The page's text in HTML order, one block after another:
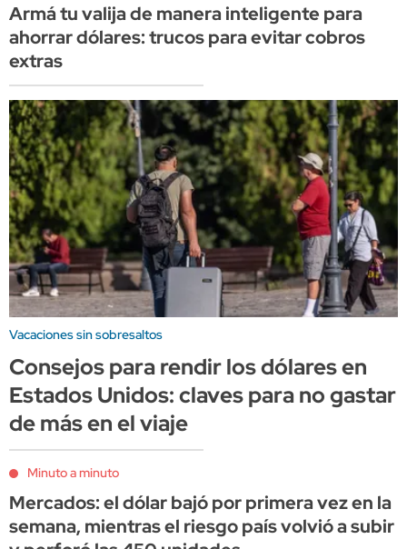
Armá tu valija de manera inteligente para
ahorrar dólares: trucos para evitar cobros
extras
Vacaciones sin sobresaltos
Consejos para rendir los dólares en
Estados Unidos: claves para no gastar
de más en el viaje
Minuto a minuto
Mercados: el dólar bajó por primera vez en la
semana, mientras el riesgo país volvió a subir